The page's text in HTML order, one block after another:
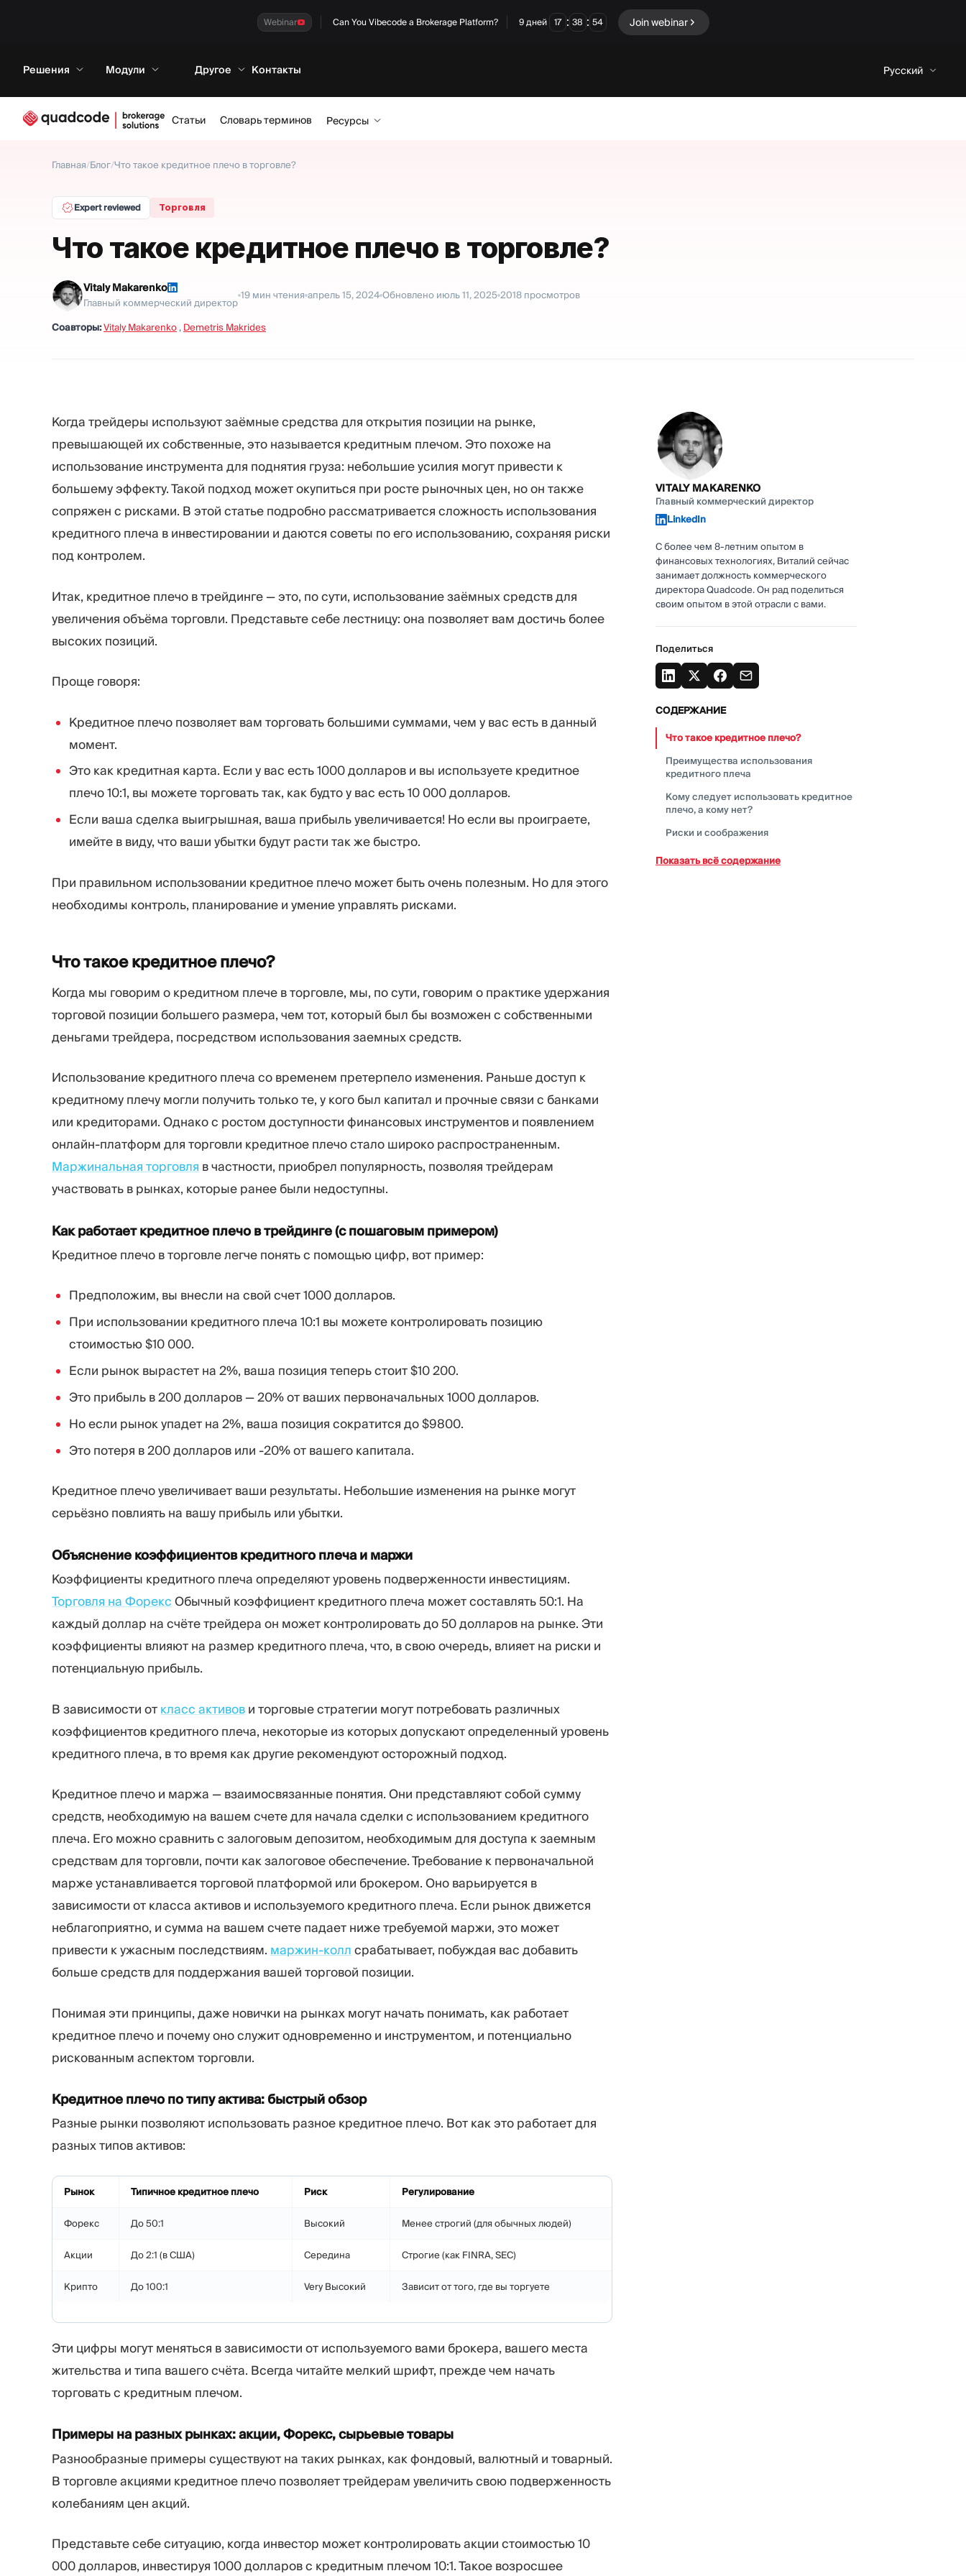
Webinar Can You Vibecode a Brokerage Platform? 9 дней 17 : 38 : 53 Join webinar
Решения Модули Другое Контакты Русский
Статьи Словарь терминов Ресурсы
Главная/Блог/Что такое кредитное плечо в торговле?
Expert reviewed Торговля
Что такое кредитное плечо в торговле?
Vitaly Makarenko
Главный коммерческий директор
19 мин чтения апрель 15, 2024 Обновлено июль 11, 2025 2018 просмотров
Соавторы:Vitaly Makarenko , Demetris Makrides
Когда трейдеры используют заёмные средства для открытия позиции на рынке,
превышающей их собственные, это называется кредитным плечом. Это похоже на
использование инструмента для поднятия груза: небольшие усилия могут привести к
большему эффекту. Такой подход может окупиться при росте рыночных цен, но он также
сопряжен с рисками. В этой статье подробно рассматривается сложность использования
кредитного плеча в инвестировании и даются советы по его использованию, сохраняя риски
под контролем.
Итак, кредитное плечо в трейдинге — это, по сути, использование заёмных средств для
увеличения объёма торговли. Представьте себе лестницу: она позволяет вам достичь более
высоких позиций.
Проще говоря:
Кредитное плечо позволяет вам торговать большими суммами, чем у вас есть в данный
момент.
Это как кредитная карта. Если у вас есть 1000 долларов и вы используете кредитное
плечо 10:1, вы можете торговать так, как будто у вас есть 10 000 долларов.
Если ваша сделка выигрышная, ваша прибыль увеличивается! Но если вы проиграете,
имейте в виду, что ваши убытки будут расти так же быстро.
При правильном использовании кредитное плечо может быть очень полезным. Но для этого
необходимы контроль, планирование и умение управлять рисками.
Что такое кредитноеплечо?
Когда мы говорим о кредитном плече в торговле, мы, по сути, говорим о практике удержания
торговой позиции большего размера, чем тот, который был бы возможен с собственными
деньгами трейдера, посредством использования заемных средств.
Использование кредитного плеча со временем претерпело изменения. Раньше доступ к
кредитному плечу могли получить только те, у кого был капитал и прочные связи с банками
или кредиторами. Однако с ростом доступности финансовых инструментов и появлением
онлайн-платформ для торговли кредитное плечо стало широко распространенным.
Маржинальная торговля в частности, приобрел популярность, позволяя трейдерам
участвовать в рынках, которые ранее были недоступны.
Как работает кредитное плечо в трейдинге (с пошаговым примером)
Кредитное плечо в торговле легче понять с помощью цифр, вот пример:
Предположим, вы внесли на свой счет 1000 долларов.
При использовании кредитного плеча 10:1 вы можете контролировать позицию
стоимостью $10 000.
Если рынок вырастет на 2%, ваша позиция теперь стоит $10 200.
Это прибыль в 200 долларов — 20% от ваших первоначальных 1000 долларов.
Но если рынок упадет на 2%, ваша позиция сократится до $9800.
Это потеря в 200 долларов или -20% от вашего капитала.
Кредитное плечо увеличивает ваши результаты. Небольшие изменения на рынке могут
серьёзно повлиять на вашу прибыль или убытки.
Объяснение коэффициентов кредитного плеча и маржи
Коэффициенты кредитного плеча определяют уровень подверженности инвестициям.
Торговля на Форекс Обычный коэффициент кредитного плеча может составлять 50:1. На
каждый доллар на счёте трейдера он может контролировать до 50 долларов на рынке. Эти
коэффициенты влияют на размер кредитного плеча, что, в свою очередь, влияет на риски и
потенциальную прибыль.
В зависимости от класс активов и торговые стратегии могут потребовать различных
коэффициентов кредитного плеча, некоторые из которых допускают определенный уровень
кредитного плеча, в то время как другие рекомендуют осторожный подход.
Кредитное плечо и маржа — взаимосвязанные понятия. Они представляют собой сумму
средств, необходимую на вашем счете для начала сделки с использованием кредитного
плеча. Его можно сравнить с залоговым депозитом, необходимым для доступа к заемным
средствам для торговли, почти как залоговое обеспечение. Требование к первоначальной
марже устанавливается торговой платформой или брокером. Оно варьируется в
зависимости от класса активов и используемого кредитного плеча. Если рынок движется
неблагоприятно, и сумма на вашем счете падает ниже требуемой маржи, это может
привести к ужасным последствиям. маржин-колл срабатывает, побуждая вас добавить
больше средств для поддержания вашей торговой позиции.
Понимая эти принципы, даже новички на рынках могут начать понимать, как работает
кредитное плечо и почему оно служит одновременно и инструментом, и потенциально
рискованным аспектом торговли.
Кредитное плечо по типу актива: быстрый обзор
Разные рынки позволяют использовать разное кредитное плечо. Вот как это работает для
разных типов активов:
Рынок Типичное кредитное плечо Риск Регулирование
Форекс До 50:1 Высокий Менее строгий (для обычных людей)
Акции До 2:1 (в США) Середина Строгие (как FINRA, SEC)
Крипто До 100:1 Very Высокий Зависит от того, где вы торгуете
Эти цифры могут меняться в зависимости от используемого вами брокера, вашего места
жительства и типа вашего счёта. Всегда читайте мелкий шрифт, прежде чем начать
торговать с кредитным плечом.
Примеры на разных рынках: акции, Форекс, сырьевые товары
Разнообразные примеры существуют на таких рынках, как фондовый, валютный и товарный.
В торговле акциями кредитное плечо позволяет трейдерам увеличить свою подверженность
колебаниям цен акций.
Представьте себе ситуацию, когда инвестор может контролировать акции стоимостью 10
000 долларов, инвестируя 1000 долларов с кредитным плечом 10:1. Такое возросшее
VITALY MAKARENKO
Главный коммерческий директор
LinkedIn
С более чем 8-летним опытом в
финансовых технологиях, Виталий сейчас
занимает должность коммерческого
директора Quadcode. Он рад поделиться
своим опытом в этой отрасли с вами.
Поделиться
СОДЕРЖАНИЕ
Что такое кредитное плечо?
Преимущества использования
кредитного плеча
Кому следует использовать кредитное
плечо, а кому нет?
Риски и соображения
Распространенные заблуждения и
правда о кредитномплече
Показать всё содержание